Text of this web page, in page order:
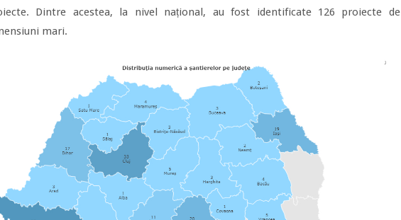
Dintre acestea, la nivel național, au fost identificate 126 proiecte de
mari.